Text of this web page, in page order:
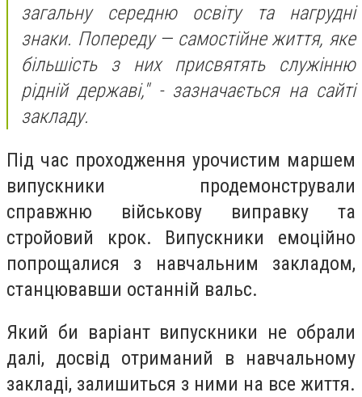
загальну середню освіту та нагрудні
знаки. Попереду — самостійне життя, яке
більшість з них присвятять служінню
рідній державі," - зазначається на сайті
закладу.
Під час проходження урочистим маршем
випускники продемонстрували
справжню військову виправку та
стройовий крок. Випускники емоційно
попрощалися з навчальним закладом,
станцювавши останній вальс.
Який би варіант випускники не обрали
далі, досвід отриманий в навчальному
закладі, залишиться з ними на все життя.